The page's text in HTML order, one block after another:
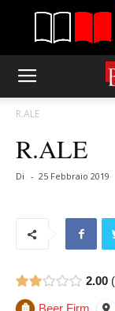
R.ALE
R.ALE
Di - 25 Febbraio 2019
2.00
Beer Firm